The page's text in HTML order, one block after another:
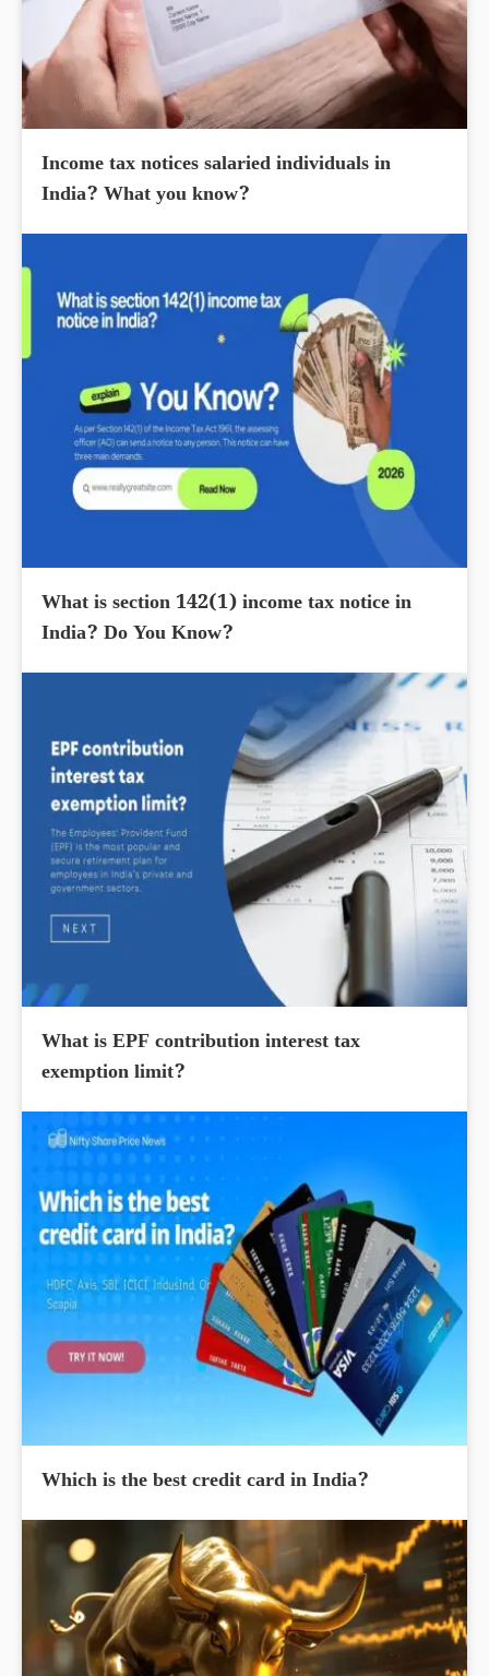
Income tax notices salaried individuals in
India? What you know?
What is section 142(1) income tax notice in
India? Do You Know?
What is EPF contribution interest tax
exemption limit?
Which is the best credit card in India?